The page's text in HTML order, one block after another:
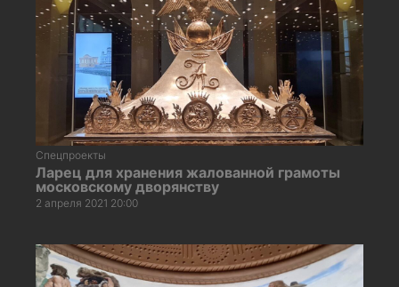
Спецпроекты
Ларец для хранения жалованной грамоты
московскому дворянству
2 апреля 2021 20:00